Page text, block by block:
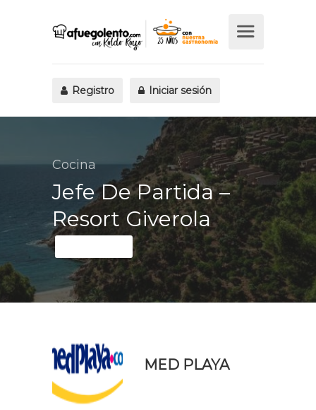
Registro Iniciar sesión
Cocina
Jefe De Partida –
Resort Giverola
MED PLAYA